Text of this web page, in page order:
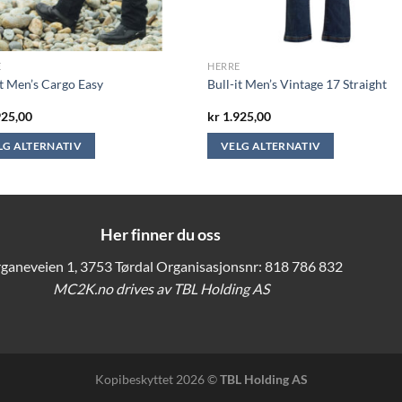
Cargo Easy
ALTERNATIV
HERRE
Bull-it Men’s Vintage 17 Straight
kr 1.925,00
VELG ALTERNATIV
flere
Alternativene
kan
Her finner du oss
1, 3753 Tørdal Organisasjonsnr: 818 786 832
MC2K.no drives av TBL Holding AS
Kopibeskyttet 2026 ©TBL Holding AS